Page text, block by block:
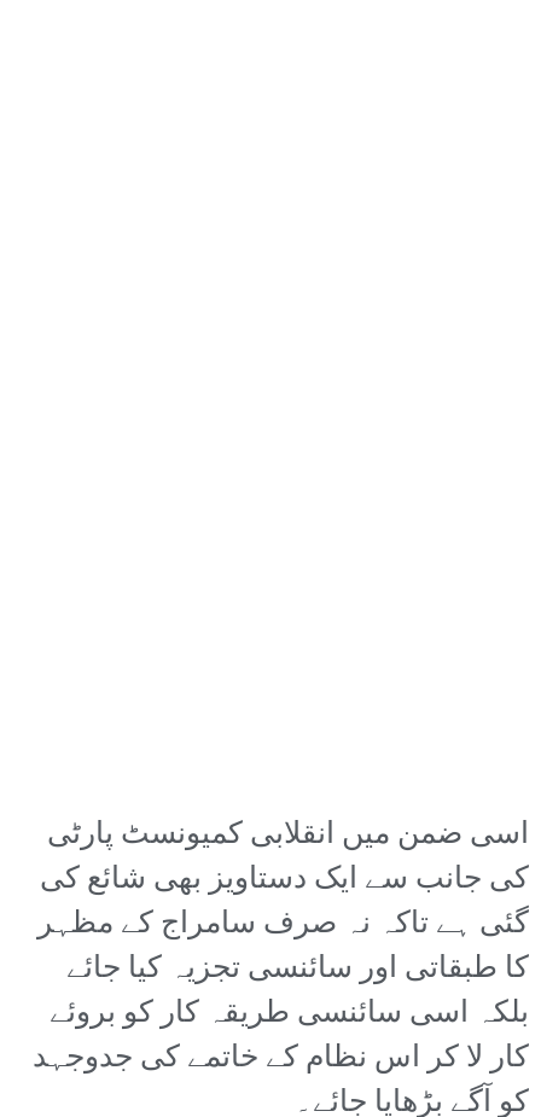
اسی ضمن میں انقلابی کمیونسٹ پارٹی
کی جانب سے ایک دستاویز بھی شائع کی
گئی ہے تاکہ نہ صرف سامراج کے مظہر
کا طبقاتی اور سائنسی تجزیہ کیا جائے
بلکہ اسی سائنسی طریقہ کار کو بروئے
کار لا کر اس نظام کے خاتمے کی جدوجہد
کو آگے بڑھایا جائے۔